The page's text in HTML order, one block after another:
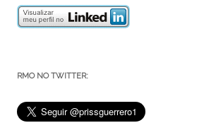
RMO NO TWITTER: